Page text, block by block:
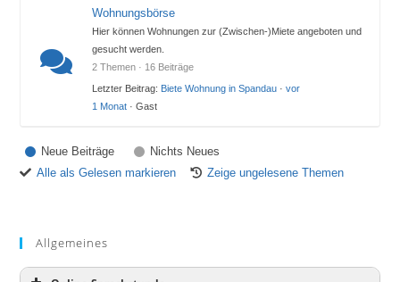
Wohnungsbörse
Hier können Wohnungen zur (Zwischen-)Miete angeboten und
gesucht werden.
2 Themen · 16 Beiträge
Letzter Beitrag: Biete Wohnung in Spandau ·vor
1 Monat · Gast
Neue Beiträge
Nichts Neues
Alle als Gelesen markieren
Zeige ungelesene Themen
Allgemeines